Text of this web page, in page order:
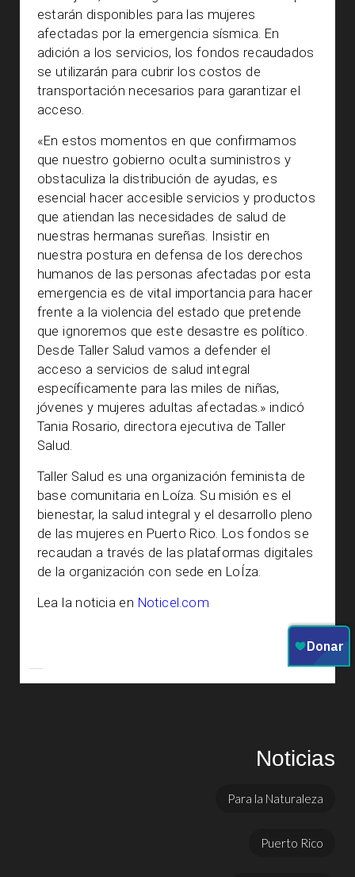
estarán disponibles para las mujeres
afectadas por la emergencia sísmica. En
adición a los servicios, los fondos recaudados
se utilizarán para cubrir los costos de
transportación necesarios para garantizar el
acceso.
«En estos momentos en que confirmamos
que nuestro gobierno oculta suministros y
obstaculiza la distribución de ayudas, es
esencial hacer accesible servicios y productos
que atiendan las necesidades de salud de
nuestras hermanas sureñas. Insistir en
nuestra postura en defensa de los derechos
humanos de las personas afectadas por esta
emergencia es de vital importancia para hacer
frente a la violencia del estado que pretende
que ignoremos que este desastre es político.
Desde Taller Salud vamos a defender el
acceso a servicios de salud integral
específicamente para las miles de niñas,
jóvenes y mujeres adultas afectadas.» indicó
Tania Rosario, directora ejecutiva de Taller
Salud.
Taller Salud es una organización feminista de
base comunitaria en Loíza. Su misión es el
bienestar, la salud integral y el desarrollo pleno
de las mujeres en Puerto Rico. Los fondos se
recaudan a través de las plataformas digitales
de la organización con sede en LoÍza.
Lea la noticia en Noticel.com
Noticias
Para la Naturaleza
Puerto Rico